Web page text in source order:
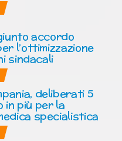
accordo
l’ottimizzazione
sindacali
deliberati 5
in più per la
specialistica